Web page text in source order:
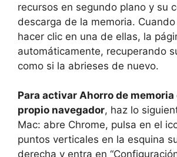
recursos en segundo plano y su
descarga de la memoria.
hacer clic en una de ellas, la
automáticamente, recuperando
como si la abrieses de nuevo.
Para activar Ahorro de memoria
propio navegador, haz lo
Mac: abre Chrome, pulsa en el
puntos verticales en la esquina
derecha y entra en